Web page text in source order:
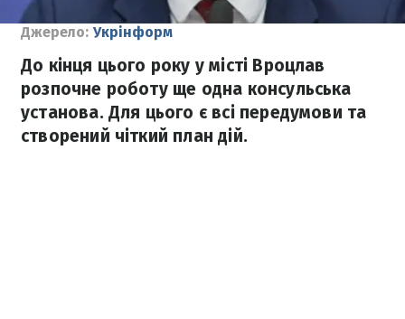
Джерело: Укрінформ
До кінця цього року у місті Вроцлав
розпочне роботу ще одна консульська
установа. Для цього є всі передумови та
створений чіткий план дій.